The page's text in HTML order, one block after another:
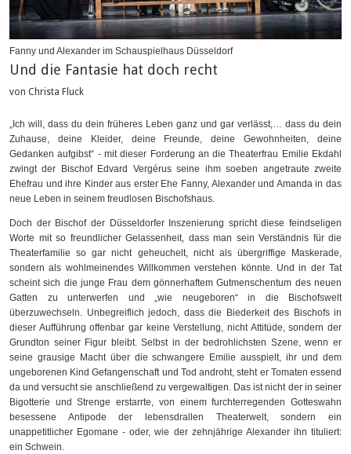
Fanny und Alexander im Schauspielhaus Düsseldorf
Und die Fantasie hat doch recht
von Christa Fluck
„Ich will, dass du dein früheres Leben ganz und gar verlässt,… dass du dein
Zuhause, deine Kleider, deine Freunde, deine Gewohnheiten, deine
Gedanken aufgibst“ - mit dieser Forderung an die Theaterfrau Emilie Ekdahl
zwingt der Bischof Edvard Vergérus seine ihm soeben angetraute zweite
Ehefrau und ihre Kinder aus erster Ehe Fanny, Alexander und Amanda in das
neue Leben in seinem freudlosen Bischofshaus.
Doch der Bischof der Düsseldorfer Inszenierung spricht diese feindseligen
Worte mit so freundlicher Gelassenheit, dass man sein Verständnis für die
Theaterfamilie so gar nicht geheuchelt, nicht als übergriffige Maskerade,
sondern als wohlmeinendes Willkommen verstehen könnte. Und in der Tat
scheint sich die junge Frau dem gönnerhaftem Gutmenschentum des neuen
Gatten zu unterwerfen und „wie neugeboren“ in die Bischofswelt
überzuwechseln. Unbegreiflich jedoch, dass die Biederkeit des Bischofs in
dieser Aufführung offenbar gar keine Verstellung, nicht Attitüde, sondern der
Grundton seiner Figur bleibt. Selbst in der bedrohlichsten Szene, wenn er
seine grausige Macht über die schwangere Emilie ausspielt, ihr und dem
ungeborenen Kind Gefangenschaft und Tod androht, steht er Tomaten essend
da und versucht sie anschließend zu vergewaltigen. Das ist nicht der in seiner
Bigotterie und Strenge erstarrte, von einem furchterregenden Gotteswahn
besessene Antipode der lebensdrallen Theaterwelt, sondern ein
unappetitlicher Egomane - oder, wie der zehnjährige Alexander ihn tituliert:
ein Schwein.